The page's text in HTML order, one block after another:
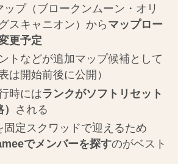
ップ（ブロークンムーン・オリ
スキャニオン）から マップロー
更予定
トなどが追加マップ候補として
は開始前後に公開）
時にはランクがソフトリセット
される
固定スクワッドで迎えるため
でメンバーを探すのがベスト